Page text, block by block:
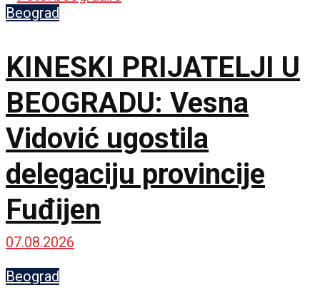
Beograd
KINESKI PRIJATELJI U
BEOGRADU: Vesna
Vidović ugostila
delegaciju provincije
Fuđijen
07.08.2026
Beograd